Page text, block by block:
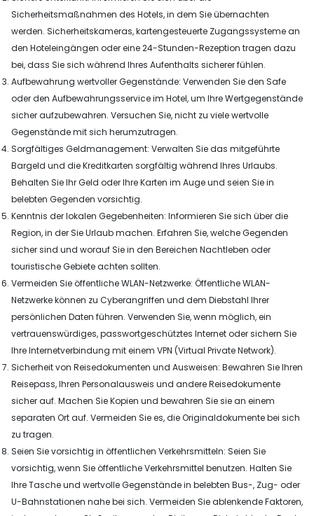
Sicherheitsmaßnahmen des Hotels, in dem Sie übernachten
werden. Sicherheitskameras, kartengesteuerte Zugangssysteme an
den Hoteleingängen oder eine 24-Stunden-Rezeption tragen dazu
bei, dass Sie sich während Ihres Aufenthalts sicherer fühlen.
Aufbewahrung wertvoller Gegenstände: Verwenden Sie den Safe
oder den Aufbewahrungsservice im Hotel, um Ihre Wertgegenstände
sicher aufzubewahren. Versuchen Sie, nicht zu viele wertvolle
Gegenstände mit sich herumzutragen.
Sorgfältiges Geldmanagement: Verwalten Sie das mitgeführte
Bargeld und die Kreditkarten sorgfältig während Ihres Urlaubs.
Behalten Sie Ihr Geld oder Ihre Karten im Auge und seien Sie in
belebten Gegenden vorsichtig.
Kenntnis der lokalen Gegebenheiten: Informieren Sie sich über die
Region, in der Sie Urlaub machen. Erfahren Sie, welche Gegenden
sicher sind und worauf Sie in den Bereichen Nachtleben oder
touristische Gebiete achten sollten.
Vermeiden Sie öffentliche WLAN-Netzwerke: Öffentliche WLAN-
Netzwerke können zu Cyberangriffen und dem Diebstahl Ihrer
persönlichen Daten führen. Verwenden Sie, wenn möglich, ein
vertrauenswürdiges, passwortgeschütztes Internet oder sichern Sie
Ihre Internetverbindung mit einem VPN (Virtual Private Network).
Sicherheit von Reisedokumenten und Ausweisen: Bewahren Sie Ihren
Reisepass, Ihren Personalausweis und andere Reisedokumente
sicher auf. Machen Sie Kopien und bewahren Sie sie an einem
separaten Ort auf. Vermeiden Sie es, die Originaldokumente bei sich
zu tragen.
Seien Sie vorsichtig in öffentlichen Verkehrsmitteln: Seien Sie
vorsichtig, wenn Sie öffentliche Verkehrsmittel benutzen. Halten Sie
Ihre Tasche und wertvolle Gegenstände in belebten Bus-, Zug- oder
U-Bahnstationen nahe bei sich. Vermeiden Sie ablenkende Faktoren,